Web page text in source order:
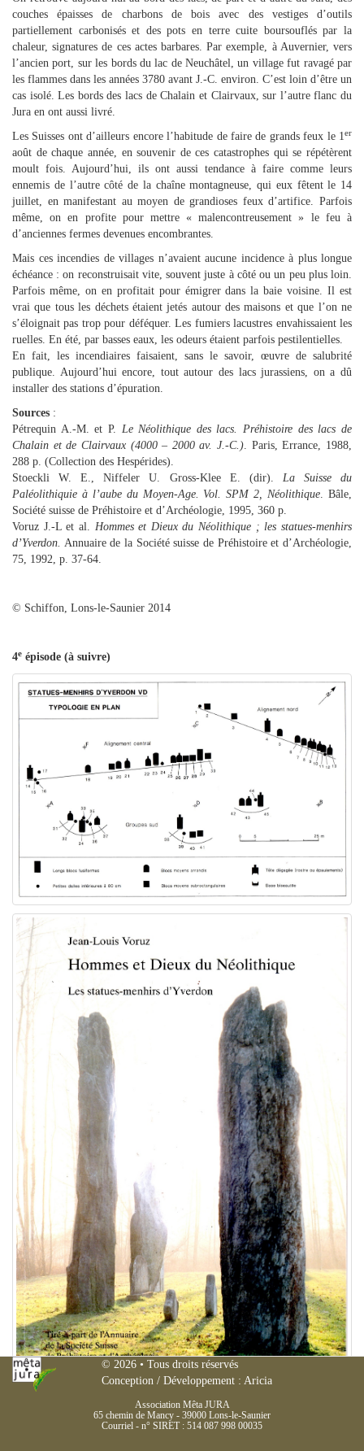
couches épaisses de charbons de bois avec des vestiges d’outils
partiellement carbonisés et des pots en terre cuite boursouflés par la
chaleur, signatures de ces actes barbares. Par exemple, à Auvernier, vers
l’ancien port, sur les bords du lac de Neuchâtel, un village fut ravagé par
les flammes dans les années 3780 avant J.-C. environ. C’est loin d’être un
cas isolé. Les bords des lacs de Chalain et Clairvaux, sur l’autre flanc du
Jura en ont aussi livré.
Les Suisses ont d’ailleurs encore l’habitude de faire de grands feux le 1er
août de chaque année, en souvenir de ces catastrophes qui se répétèrent
moult fois. Aujourd’hui, ils ont aussi tendance à faire comme leurs
ennemis de l’autre côté de la chaîne montagneuse, qui eux fêtent le 14
juillet, en manifestant au moyen de grandioses feux d’artifice. Parfois
même, on en profite pour mettre « malencontreusement » le feu à
d’anciennes fermes devenues encombrantes.
Mais ces incendies de villages n’avaient aucune incidence à plus longue
échéance : on reconstruisait vite, souvent juste à côté ou un peu plus loin.
Parfois même, on en profitait pour émigrer dans la baie voisine. Il est
vrai que tous les déchets étaient jetés autour des maisons et que l’on ne
s’éloignait pas trop pour déféquer. Les fumiers lacustres envahissaient les
ruelles. En été, par basses eaux, les odeurs étaient parfois pestilentielles.
En fait, les incendiaires faisaient, sans le savoir, œuvre de salubrité
publique. Aujourd’hui encore, tout autour des lacs jurassiens, on a dû
installer des stations d’épuration.
Sources :
Pétrequin A.-M. et P. Le Néolithique des lacs. Préhistoire des lacs de
Chalain et de Clairvaux (4000 – 2000 av. J.-C.). Paris, Errance, 1988,
288 p. (Collection des Hespérides).
Stoeckli W. E., Niffeler U. Gross-Klee E. (dir). La Suisse du
Paléolithiquie à l’aube du Moyen-Age. Vol. SPM 2, Néolithique. Bâle,
Société suisse de Préhistoire et d’Archéologie, 1995, 360 p.
Voruz J.-L et al. Hommes et Dieux du Néolithique ; les statues-menhirs
d’Yverdon. Annuaire de la Société suisse de Préhistoire et d’Archéologie,
75, 1992, p. 37-64.
© Schiffon, Lons-le-Saunier 2014
4e épisode (à suivre)
© 2026
Mêta
JURA
• Tous droits réservés
Conception / Développement : Aricia
Association Mêta JURA
65 chemin de Mancy - 39000 Lons-le-Saunier
Courriel - n° SIRET : 514 087 998 00035